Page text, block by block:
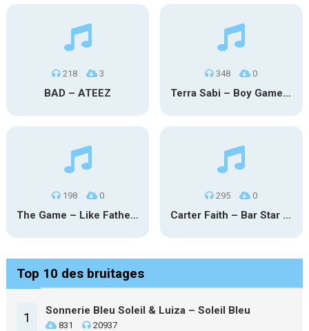
218 3
BAD – ATEEZ
348 0
Terra Sabi – Boy Game X Marcia Cruz
198 0
The Game – Like Father Like Daughter
295 0
Carter Faith – Bar Star Vevo
Top 10 des bruitages
1 Sonnerie Bleu Soleil & Luiza – Soleil Bleu
831 20937